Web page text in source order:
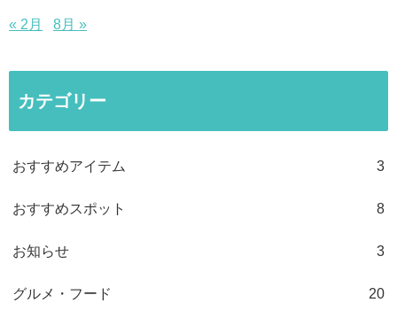
« 2月 8月 »
カテゴリー
おすすめアイテム 3
おすすめスポット 8
お知らせ 3
グルメ・フード 20